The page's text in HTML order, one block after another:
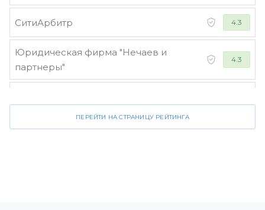
СитиАрбитр 4.3
Юридическая фирма "Нечаев и
партнеры"
4.3
ПЕРЕЙТИ НА СТРАНИЦУ РЕЙТИНГА